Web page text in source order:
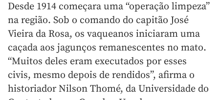
Desde 1914 começara uma “operação limpeza”
na região. Sob o comando do capitão José
Vieira da Rosa, os vaqueanos iniciaram uma
caçada aos jagunços remanescentes no mato.
“Muitos deles eram executados por esses
civis, mesmo depois de rendidos”, afirma o
historiador Nilson Thomé, da Universidade do